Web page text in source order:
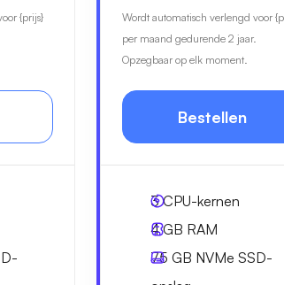
{prijs}
Wordt automatisch verlengd voor
per maand gedurende 2 jaar.
Opzegbaar op elk moment.
Bestellen
3CPU-kernen
4 GB RAM
75 GB NVMe SSD-